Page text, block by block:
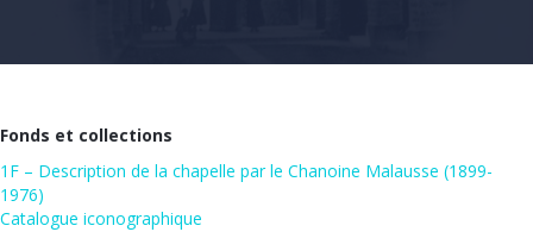
Fonds et collections
1F – Description de la chapelle par le Chanoine Malausse (1899-
1976)
Catalogue iconographique